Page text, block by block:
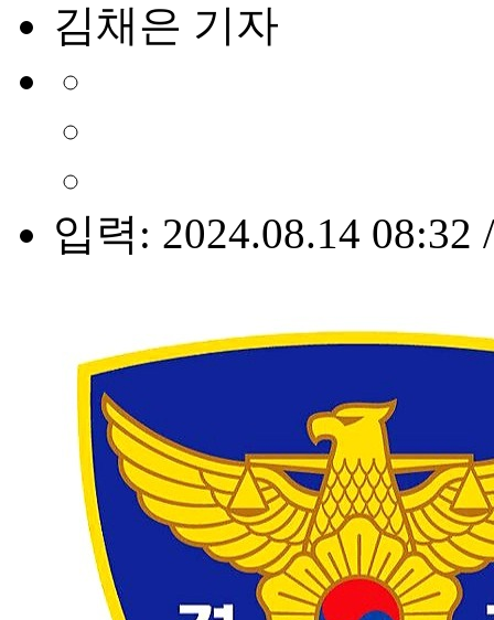
김채은 기자
입력: 2024.08.14 08:32